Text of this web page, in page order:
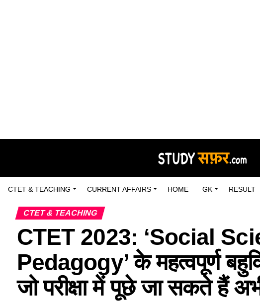
CTET & TEACHING CURRENT AFFAIRS HOME GK RESULT
CTET & TEACHING
CTET 2023: ‘Social
Pedagogy’ के महत्वपूर्ण
जो परीक्षा में पूछे जा सकते हैं